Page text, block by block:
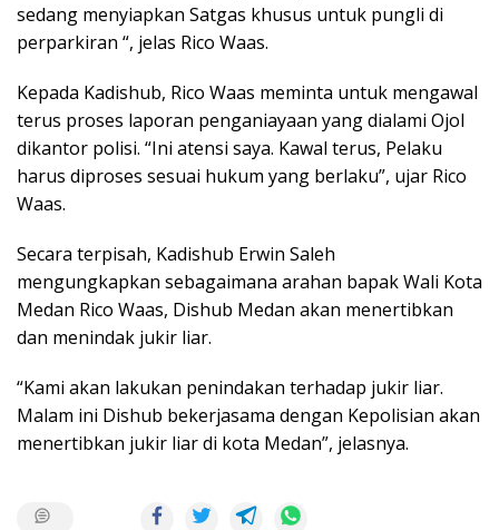
sedang menyiapkan Satgas khusus untuk pungli di
perparkiran “, jelas Rico Waas.
Kepada Kadishub, Rico Waas meminta untuk mengawal
terus proses laporan penganiayaan yang dialami Ojol
dikantor polisi. “Ini atensi saya. Kawal terus, Pelaku
harus diproses sesuai hukum yang berlaku”, ujar Rico
Waas.
Secara terpisah, Kadishub Erwin Saleh
mengungkapkan sebagaimana arahan bapak Wali Kota
Medan Rico Waas, Dishub Medan akan menertibkan
dan menindak jukir liar.
“Kami akan lakukan penindakan terhadap jukir liar.
Malam ini Dishub bekerjasama dengan Kepolisian akan
menertibkan jukir liar di kota Medan”, jelasnya.